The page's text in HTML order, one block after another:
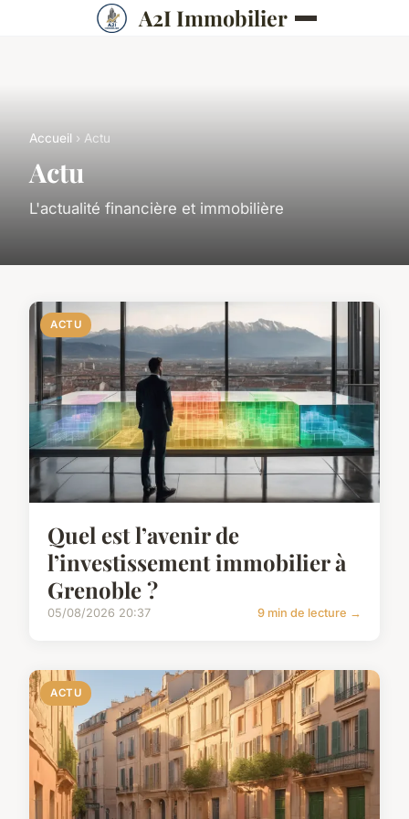
A2I Immobilier
Accueil › Actu
Actu
L'actualité financière et immobilière
ACTU
Quel est l’avenir de
l’investissement immobilier à
Grenoble ?
05/08/2026 20:37 9 min de lecture →
ACTU